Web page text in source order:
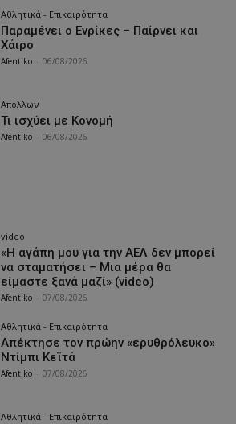
Αθλητικά - Επικαιρότητα
Παραμένει ο Ενρίκες – Παίρνει και
Χάιρο
Afentiko 06/08/2026
Απόλλων
Τι ισχύει με Κονομή
Afentiko 06/08/2026
video
«Η αγάπη μου για την ΑΕΛ δεν μπορεί
να σταματήσει – Μια μέρα θα
είμαστε ξανά μαζί» (video)
Afentiko 07/08/2026
Αθλητικά - Επικαιρότητα
Απέκτησε τον πρώην «ερυθρόλευκο»
Ντίμπι Κεϊτά
Afentiko 07/08/2026
Αθλητικά - Επικαιρότητα